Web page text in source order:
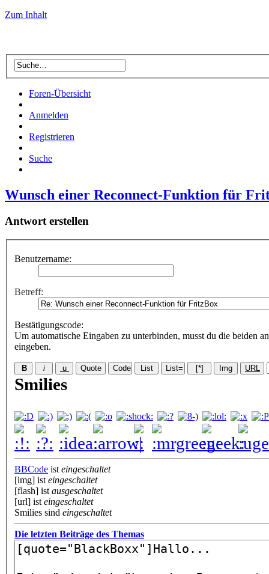
Zum Inhalt
Foren-Übersicht
Anmelden
Registrieren
Suche
Wunsch einer Reconnect-Funktion für
Antwort erstellen
Benutzername:
Betreff:
Bestätigungscode:
Um automatische Eingaben zu unterbinden, musst du die beiden
eingeben.
Smilies
BBCode ist eingeschaltet
[img] ist eingeschaltet
[flash] ist ausgeschaltet
[url] ist eingeschaltet
Smilies sind eingeschaltet
Die letzten Beiträge des Themas